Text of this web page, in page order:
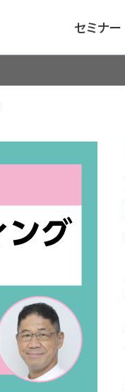
セミナー
ICU
リハビリ
看護管理
高齢者介護